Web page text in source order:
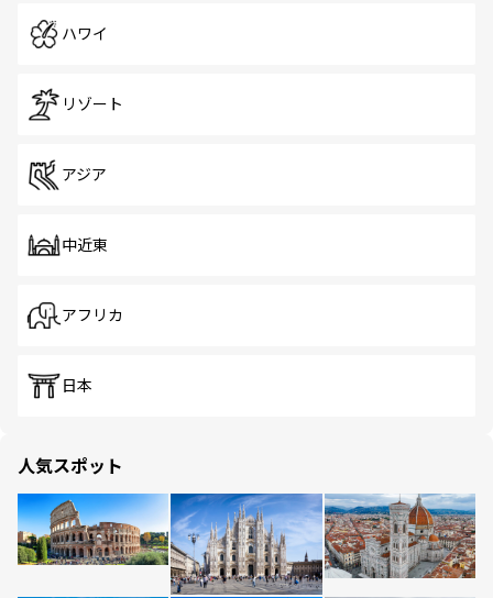
ハワイ
リゾート
アジア
中近東
アフリカ
日本
人気スポット